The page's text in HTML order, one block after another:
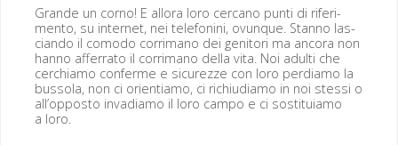
Grande un corno! E allo­ra loro cer­cano pun­ti di rifer­i­
men­to, su inter­net, nei tele­foni­ni, ovunque. Stan­no las­
cian­do il como­do cor­ri­mano dei gen­i­tori ma anco­ra non
han­no affer­ra­to il cor­ri­mano del­la vita. Noi adul­ti che
cer­chi­amo con­ferme e sicurezze con loro per­diamo la
bus­so­la, non ci ori­en­ti­amo, ci richi­u­di­amo in noi stes­si o
all’opposto inva­di­amo il loro cam­po e ci sos­ti­tu­iamo
a loro.